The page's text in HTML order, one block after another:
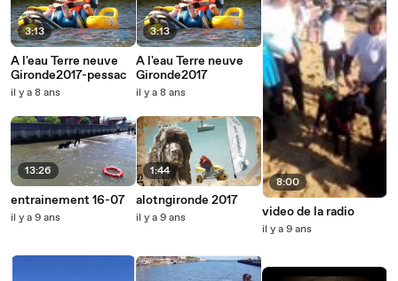
3:13
A l'eau Terre neuve
Gironde2017-pessac
il y a 8 ans
13:26
entrainement 16-07
il y a 9 ans
3:13
A l'eau Terre neuve
Gironde2017
il y a 8 ans
1:44
alotngironde 2017
il y a 9 ans
8:00
video de la radio
il y a 9 ans